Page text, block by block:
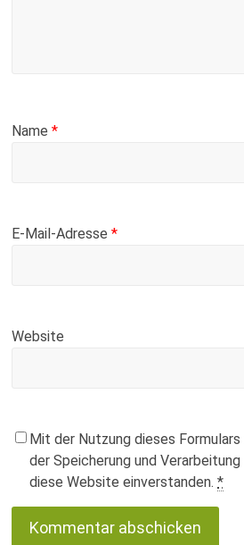
Name*
E-Mail-Adresse*
Website
Mit der Nutzung dieses
der Speicherung und
diese Website einverstanden.*